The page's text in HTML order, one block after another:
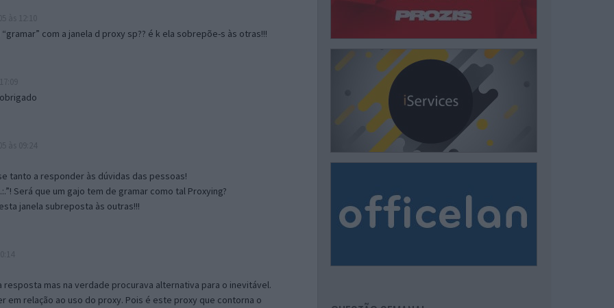
com a janela d proxy sp?? é k ela sobrepõe-s às otras!!!
tanto a responder às dúvidas das pessoas!
Será que um gajo tem de gramar como tal Proxying?
janela subreposta às outras!!!
mas na verdade procurava alternativa para o inevitável.
em relação ao uso do proxy. Pois é este proxy que contorna o